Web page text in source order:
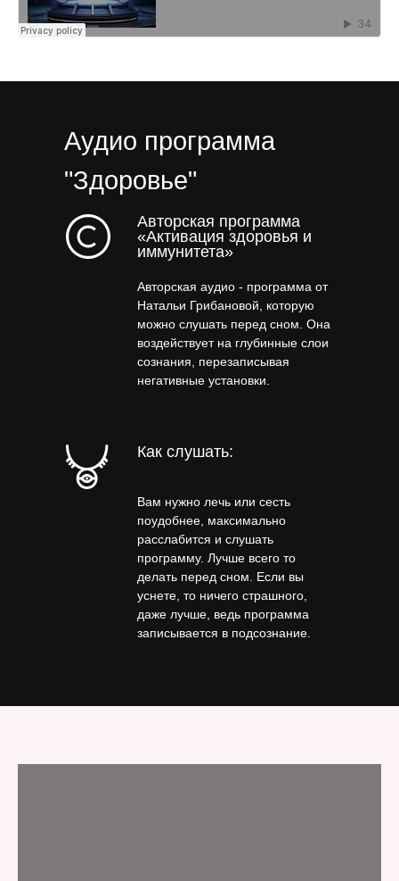
Авторская программа
«Активация здоровья и
иммунитета»
Авторская аудио - программа от
Натальи Грибановой, которую
можно слушать перед сном. Она
воздействует на глубинные слои
сознания, перезаписывая
негативные установки.
Аудио программа
"Здоровье"
Как слушать:
Вам нужно лечь или сесть
поудобнее, максимально
расслабится и слушать
программу. Лучше всего то
делать перед сном. Если вы
уснете, то ничего страшного,
даже лучше, ведь программа
записывается в подсознание.